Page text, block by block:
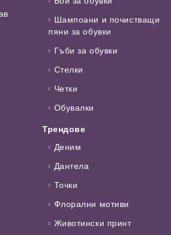
Шампоани и почистващи
пяни за обувки
Гъби за обувки
Стелки
Четки
Обувалки
Трендове
Деним
Дантела
Точки
Флорални мотиви
Животински принт